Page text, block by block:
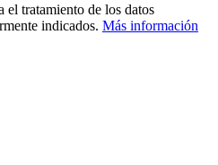
tratamiento de los datos
indicados. Más información